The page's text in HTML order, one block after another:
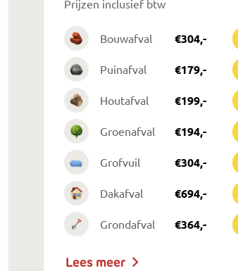
Prijzen inclusief btw
Bouwafval €304,-
Puinafval €179,-
Houtafval €199,-
Groenafval €194,-
Grofvuil €304,-
Dakafval €694,-
Grondafval €364,-
Lees meer